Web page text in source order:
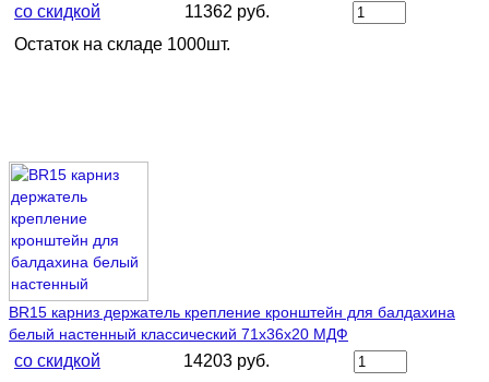
со скидкой
11362 руб.
Остаток на складе 1000шт.
BR15 карниз держатель крепление кронштейн для балдахина
белый настенный классический 71х36х20 МДФ
со скидкой
14203 руб.